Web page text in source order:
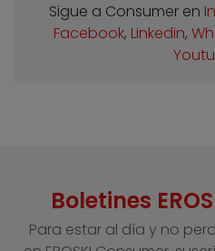
Sigue a Consumer en
Facebook, Linkedin,
Boletines
Para estar al día y no